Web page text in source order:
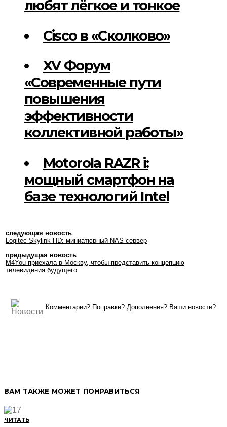
любят лёгкое и тонкое
Cisco в «Сколково»
XV Форум
«Современные пути
повышения
эффективности
коллективной работы»
Motorola RAZR i:
мощный смартфон на
базе технологий Intel
следующая новость
Logitec Skylink HD: миниатюрный NAS-сервер
предыдущая новость
M4You приехала в Москву, чтобы представить концепцию
телевидения будущего
Комментарии? Поправки? Дополнения? Ваши новости?
ВАМ ТАКЖЕ МОЖЕТ ПОНРАВИТЬСЯ
ЧИТАТЬ